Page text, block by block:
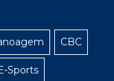
CBC
E-Sports